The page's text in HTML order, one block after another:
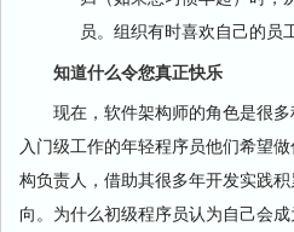
员。组织有时喜欢自己的员
知道什么令您真正快乐
现在，软件架构师的角色是很多
入门级工作的年轻程序员他们希望
构负责人，借助其很多年开发实践
向。为什么初级程序员认为自己会